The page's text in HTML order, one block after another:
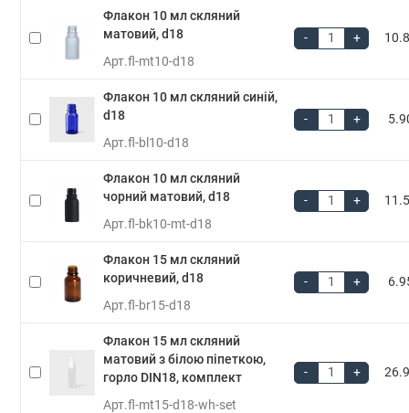
Флакон 10 мл скляний
матовий, d18
Арт.fl-mt10-d18
- +
Флакон 10 мл скляний синій,
d18
Арт.fl-bl10-d18
- +
Флакон 10 мл скляний
чорний матовий, d18
Арт.fl-bk10-mt-d18
- +
Флакон 15 мл скляний
коричневий, d18
Арт.fl-br15-d18
- +
Флакон 15 мл скляний
матовий з білою піпеткою,
горло DIN18, комплект
Арт.fl-mt15-d18-wh-set
- +